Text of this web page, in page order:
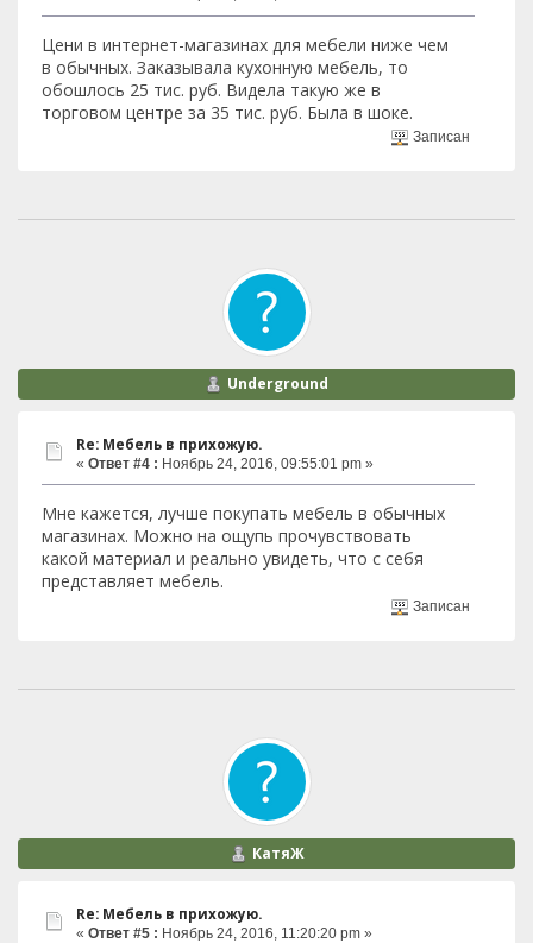
Цени в интернет-магазинах для мебели ниже чем
в обычных. Заказывала кухонную мебель, то
обошлось 25 тис. руб. Видела такую же в
торговом центре за 35 тис. руб. Была в шоке.
Записан
Underground
Re: Мебель в прихожую.
« Ответ #4 : Ноябрь 24, 2016, 09:55:01 pm »
Мне кажется, лучше покупать мебель в обычных
магазинах. Можно на ощупь прочувствовать
какой материал и реально увидеть, что с себя
представляет мебель.
Записан
КатяЖ
Re: Мебель в прихожую.
« Ответ #5 : Ноябрь 24, 2016, 11:20:20 pm »